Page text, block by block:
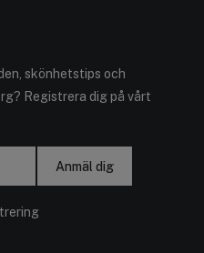
skönhetstips och
Registrera dig på vårt
Anmäl dig